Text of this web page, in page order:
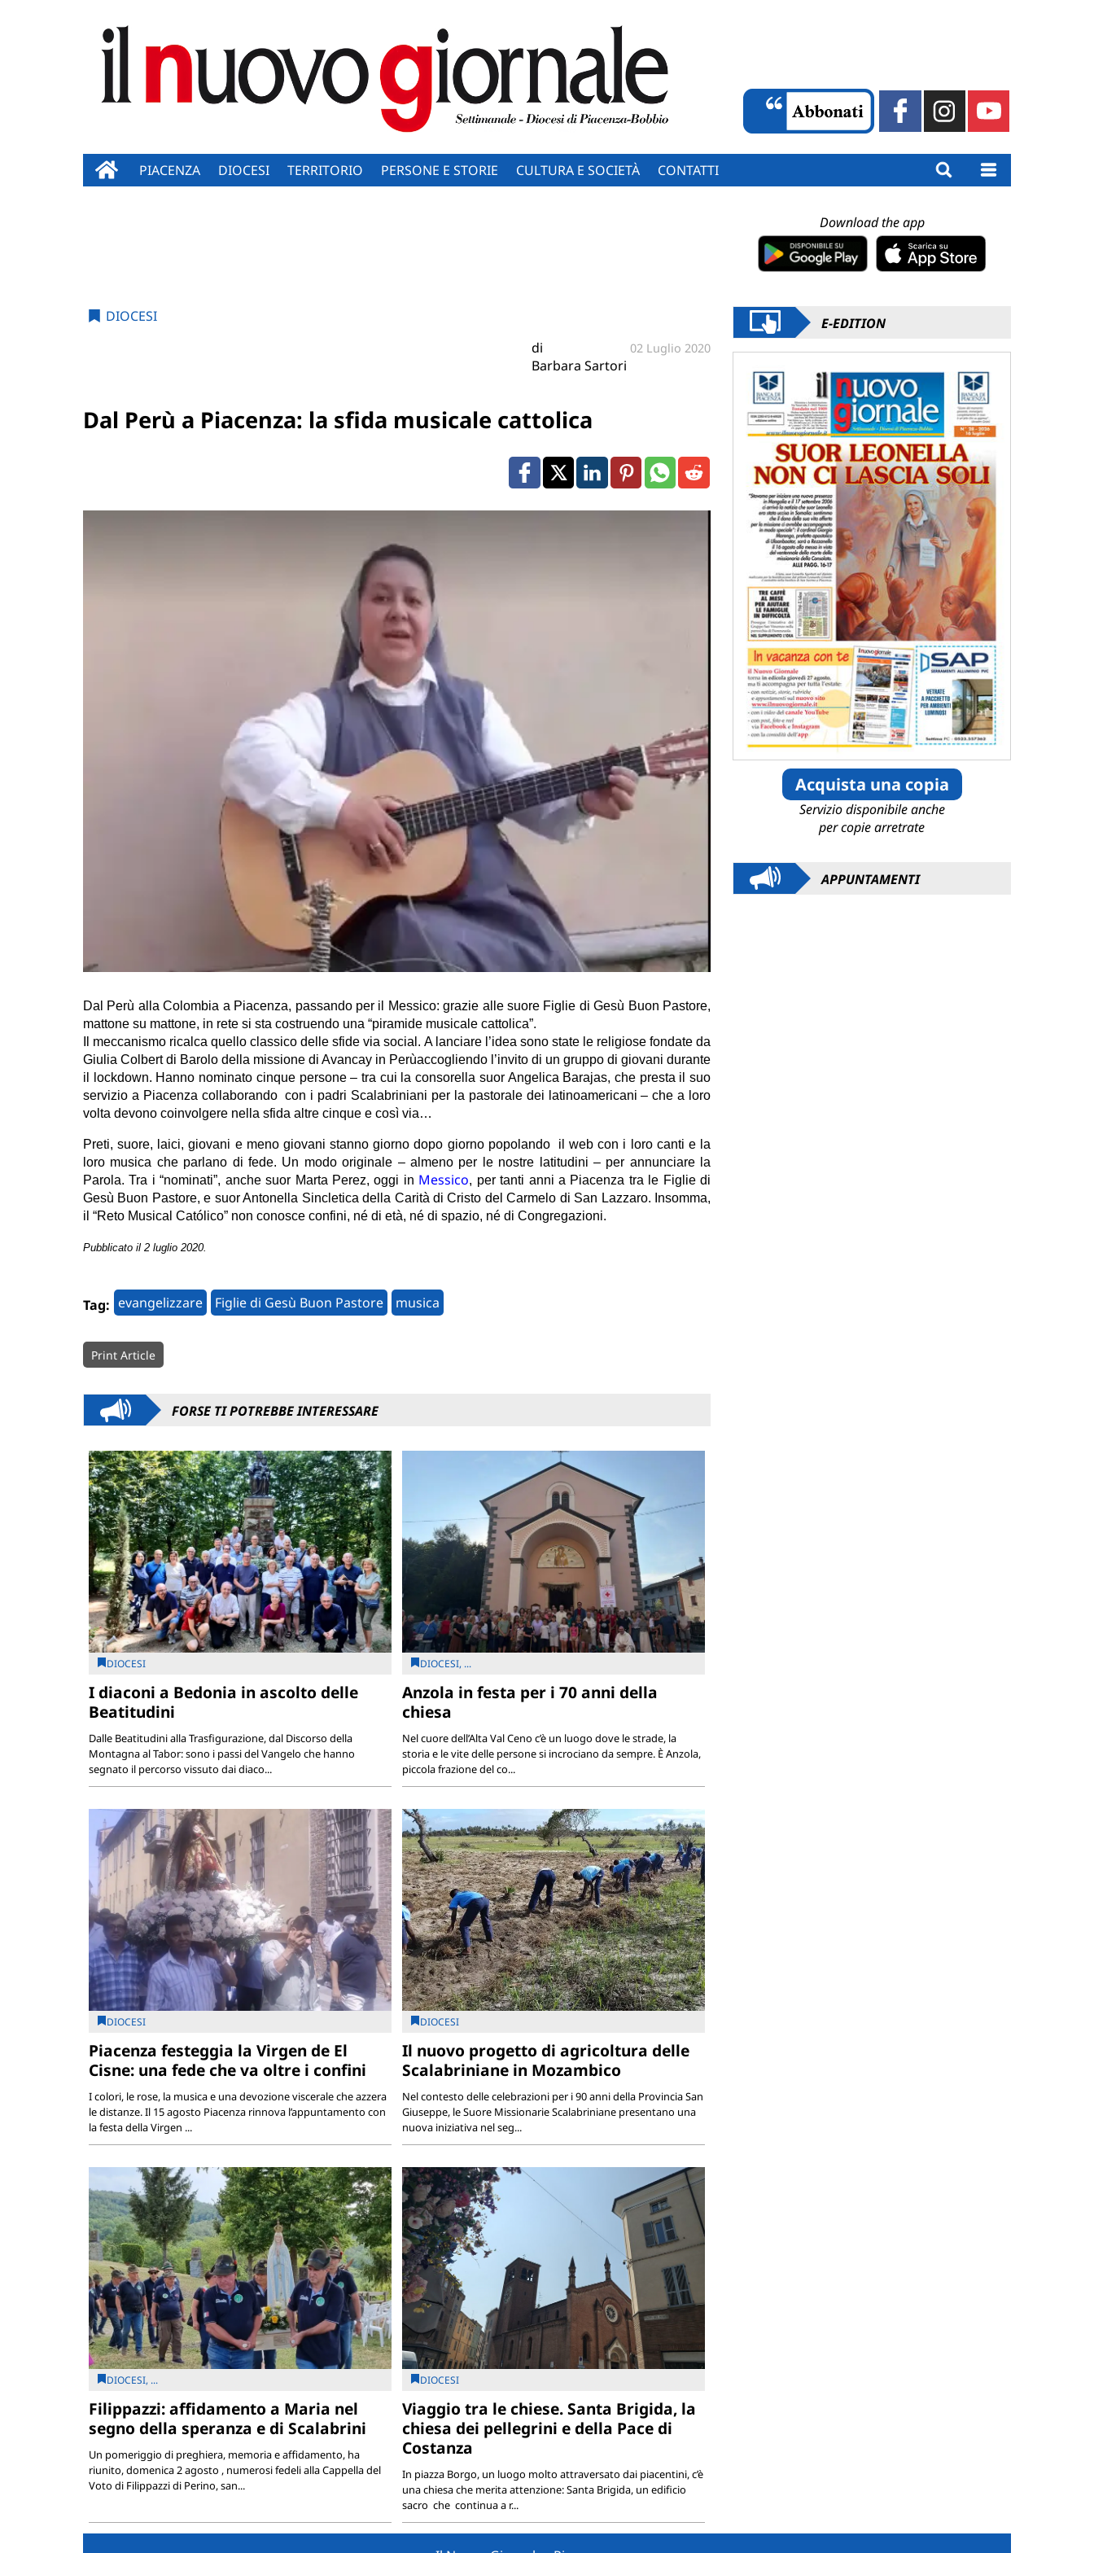
PIACENZA DIOCESI TERRITORIO PERSONE E STORIE CULTURA E SOCIETÀ CONTATTI
DIOCESI
di
Barbara Sartori
02 Luglio 2020
Dal Perù a Piacenza: la sfida musicale cattolica
Dal Perù alla Colombia a Piacenza, passando per il Messico: grazie alle suore Figlie di Gesù Buon Pastore,
mattone su mattone, in rete si sta costruendo una “piramide musicale cattolica”.
Il meccanismo ricalca quello classico delle sfide via social.A lanciare l’idea sono state le religiosefondate da
Giulia Colbert di Barolo della missione di Avancay in Perùaccogliendo l’invito di un gruppo di giovani durante
il lockdown. Hanno nominato cinque persone – tra cui la consorella suor Angelica Barajas, che presta il suo
servizio a Piacenza collaborando con i padri Scalabriniani per la pastorale dei latinoamericani – che a loro
volta devono coinvolgere nella sfida altre cinque e così via…
Preti, suore, laici, giovani e meno giovani stanno giorno dopo giorno popolando il web con i loro canti e la
loro musica che parlano di fede. Un modo originale – almeno per le nostre latitudini – per annunciare la
Parola. Tra i “nominati”, anche suor Marta Perez, oggi in Messico, per tanti anni a Piacenza tra le Figlie di
Gesù Buon Pastore, e suor Antonella Sincletica della Carità di Cristo del Carmelo di San Lazzaro. Insomma,
il “Reto Musical Católico” non conosce confini, né di età, né di spazio, né di Congregazioni.
Pubblicato il 2 luglio 2020.
Tag: evangelizzare Figlie di Gesù Buon Pastore musica
Print Article
FORSE TI POTREBBE INTERESSARE
DIOCESI
I diaconi a Bedonia in ascolto delle
Beatitudini
Dalle Beatitudini alla Trasfigurazione, dal Discorso della
Montagna al Tabor: sono i passi del Vangelo che hanno
segnato il percorso vissuto dai diaco...
DIOCESI, ...
Anzola in festa per i 70 anni della
chiesa
Nel cuore dell’Alta Val Ceno c’è un luogo dove le strade, la
storia e le vite delle persone si incrociano da sempre. È Anzola,
piccola frazione del co...
DIOCESI
Piacenza festeggia la Virgen de El
Cisne: una fede che va oltre i confini
I colori, le rose, la musica e una devozione viscerale che azzera
le distanze. Il 15 agosto Piacenza rinnova l’appuntamento con
la festa della Virgen ...
DIOCESI
Il nuovo progetto di agricoltura delle
Scalabriniane in Mozambico
Nel contesto delle celebrazioni per i 90 anni della Provincia San
Giuseppe, le Suore Missionarie Scalabriniane presentano una
nuova iniziativa nel seg...
DIOCESI, ...
Filippazzi: affidamento a Maria nel
segno della speranza e di Scalabrini
Un pomeriggio di preghiera, memoria e affidamento, ha
riunito, domenica 2 agosto , numerosi fedeli alla Cappella del
Voto di Filippazzi di Perino, san...
DIOCESI
Viaggio tra le chiese. Santa Brigida, la
chiesa dei pellegrini e della Pace di
Costanza
In piazza Borgo, un luogo molto attraversato dai piacentini, c’è
una chiesa che merita attenzione: Santa Brigida, un edificio
sacro che continua a r...
Download the app
E-EDITION
Acquista una copia
Servizio disponibile anche
per copie arretrate
APPUNTAMENTI